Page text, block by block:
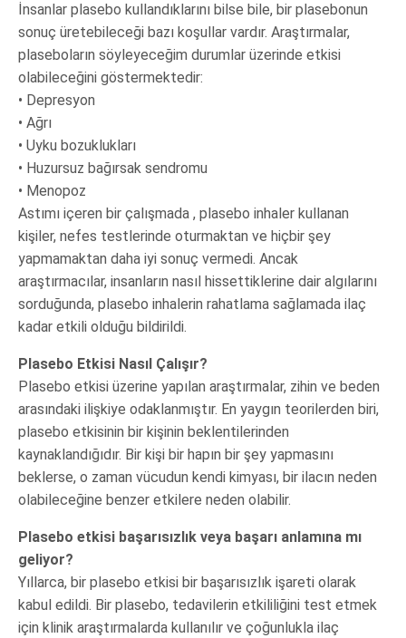
İnsanlar plasebo kullandıklarını bilse bile, bir plasebonun
sonuç üretebileceği bazı koşullar vardır. Araştırmalar,
plaseboların söyleyeceğim durumlar üzerinde etkisi
olabileceğini göstermektedir:
• Depresyon
• Ağrı
• Uyku bozuklukları
• Huzursuz bağırsak sendromu
• Menopoz
Astımı içeren bir çalışmada , plasebo inhaler kullanan
kişiler, nefes testlerinde oturmaktan ve hiçbir şey
yapmamaktan daha iyi sonuç vermedi. Ancak
araştırmacılar, insanların nasıl hissettiklerine dair algılarını
sorduğunda, plasebo inhalerin rahatlama sağlamada ilaç
kadar etkili olduğu bildirildi.
Plasebo Etkisi Nasıl Çalışır?
Plasebo etkisi üzerine yapılan araştırmalar, zihin ve beden
arasındaki ilişkiye odaklanmıştır. En yaygın teorilerden biri,
plasebo etkisinin bir kişinin beklentilerinden
kaynaklandığıdır. Bir kişi bir hapın bir şey yapmasını
beklerse, o zaman vücudun kendi kimyası, bir ilacın neden
olabileceğine benzer etkilere neden olabilir.
Plasebo etkisi başarısızlık veya başarı anlamına mı
geliyor?
Yıllarca, bir plasebo etkisi bir başarısızlık işareti olarak
kabul edildi. Bir plasebo, tedavilerin etkililiğini test etmek
için klinik araştırmalarda kullanılır ve çoğunlukla ilaç